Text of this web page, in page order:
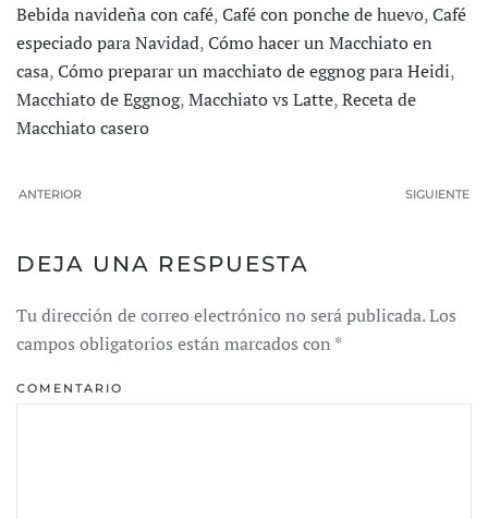
Bebida navideña con café,Café con ponche de huevo,Café
especiado para Navidad,Cómo hacer un Macchiato en
casa,Cómo preparar un macchiato de eggnog para Heidi,
Macchiato de Eggnog,Macchiato vs Latte,Receta de
Macchiato casero
ANTERIOR SIGUIENTE
DEJA UNA RESPUESTA
Tu dirección de correo electrónico no será publicada. Los
campos obligatorios están marcados con *
COMENTARIO